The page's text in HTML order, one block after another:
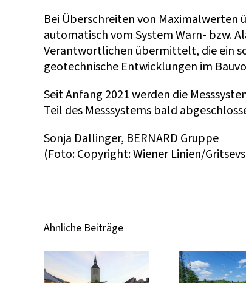
Bei Überschreiten von Maximalwerten
automatisch vom System Warn- bzw.
Verantwortlichen übermittelt, die ein
geotechnische Entwicklungen im
Seit Anfang 2021 werden die
Teil des Messsystems bald
Sonja Dallinger, BERNARD Gruppe
(Foto: Copyright: Wiener Linien/
Ähnliche Beiträge